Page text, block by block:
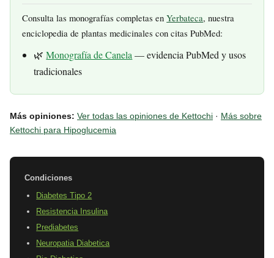
Consulta las monografías completas enYerbateca, nuestra
enciclopedia de plantas medicinales con citas PubMed:
🌿Monografía de Canela— evidencia PubMed y usos
tradicionales
Más opiniones: Ver todas las opiniones de Kettochi · Más sobre
Kettochi para Hipoglucemia
Condiciones
Diabetes Tipo 2
Resistencia Insulina
Prediabetes
Neuropatia Diabetica